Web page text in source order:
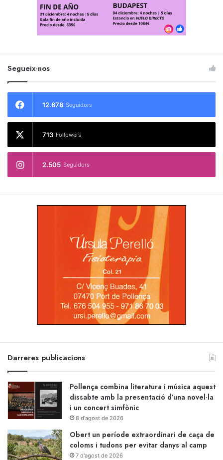
Segueix-nos
12.678 Seguidors
713 Followers
2.505 Seguidors
Darreres publicacions
Pollença combina literatura i música aquest
dissabte amb la presentació d’una novel·la
i un concert simfònic
8 d'agost de 2026
Obert un període extraordinari de caça de
coloms i tudons per evitar danys al camp
7 d'agost de 2026